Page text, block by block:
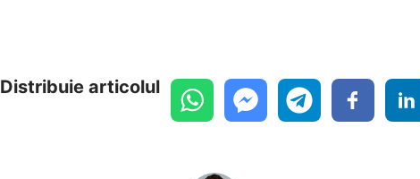
Distribuie articolul